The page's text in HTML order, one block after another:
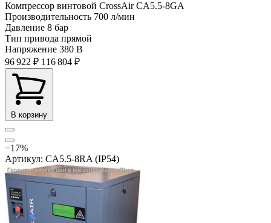
Компрессор винтовой CrossAir CA5.5-8GA
Производительность 700 л/мин
Давление 8 бар
Тип привода прямой
Напряжение 380 В
96 922 ₽ 116 804 ₽
В корзину
−17%
Артикул: CA5.5-8RA (IP54)